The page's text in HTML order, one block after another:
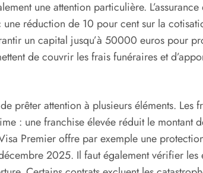
une attention particulière. L’assurance
réduction de 10 pour cent sur la
un capital jusqu’à 50000 euros pour
de couvrir les frais funéraires et
prêter attention à plusieurs éléments. Les
: une franchise élevée réduit le montant
Premier offre par exemple une
2025. Il faut également vérifier les